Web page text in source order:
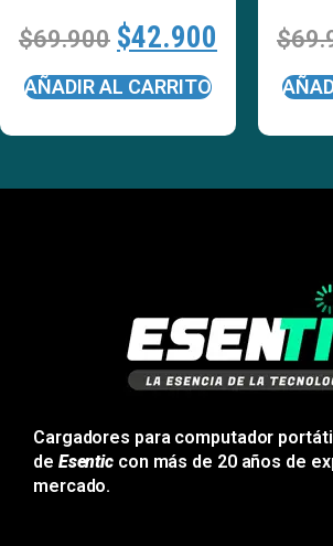
$69.900 $42.900
AÑADIR AL CARRITO
$
Cargadores para computador
de Esentic con más de 20 años de
mercado.